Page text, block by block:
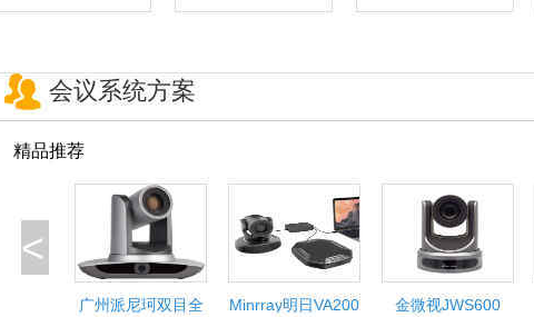
会议系统方案
精品推荐
<
广州派尼珂双目全
Minrray明日VA200
金微视JWS600